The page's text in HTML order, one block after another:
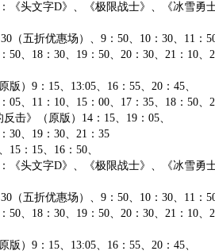
头文字D》、《极限战士》、《冰雪勇士
五折优惠场）、9：50、10：30、11：50
50、18：30、19：50、20：30、21：10、
）9：15、13:05、16：55、20：45、
、11：10、15：00、17：35、18：50、
》（原版）14：15、19：05、
、19：30、21：35
：15、16：50、
头文字D》、《极限战士》、《冰雪勇士
五折优惠场）、9：50、10：30、11：50
50、18：30、19：50、20：30、21：10、
）9：15、13:05、16：55、20：45、